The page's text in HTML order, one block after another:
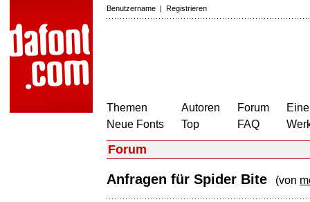
Benutzername | Registrieren
Themen
Neue Fonts
Autoren
Top
Forum
FAQ
Forum
Anfragen für Spider Bite (von